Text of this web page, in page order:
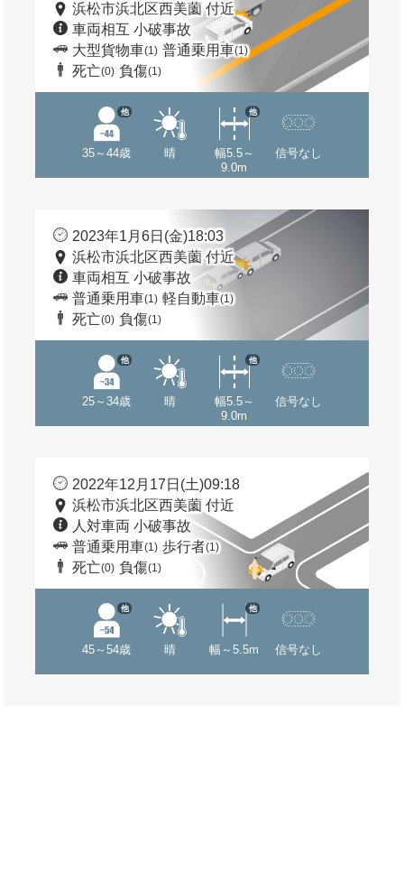
浜松市浜北区西美薗 付近
車両相互 小破事故
大型貨物車(1) 普通乗用車(1)
死亡(0) 負傷(1)
35～44歳
他
晴
幅5.5～
9.0m
他
信号なし
2023年1月6日(金)18:03
浜松市浜北区西美薗 付近
車両相互 小破事故
普通乗用車(1) 軽自動車(1)
死亡(0) 負傷(1)
25～34歳
他
晴
幅5.5～
9.0m
他
信号なし
2022年12月17日(土)09:18
浜松市浜北区西美薗 付近
人対車両 小破事故
普通乗用車(1) 歩行者(1)
死亡(0) 負傷(1)
45～54歳
他
晴 幅～5.5m
他
信号なし